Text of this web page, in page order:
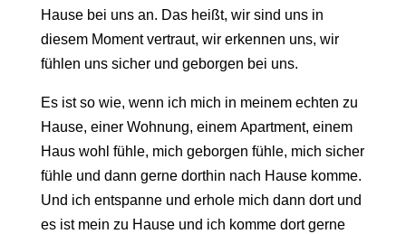
Hause bei uns an. Das heißt, wir sind uns in
diesem Moment vertraut, wir erkennen uns, wir
fühlen uns sicher und geborgen bei uns.
Es ist so wie, wenn ich mich in meinem echten zu
Hause, einer Wohnung, einem Apartment, einem
Haus wohl fühle, mich geborgen fühle, mich sicher
fühle und dann gerne dorthin nach Hause komme.
Und ich entspanne und erhole mich dann dort und
es ist mein zu Hause und ich komme dort gerne